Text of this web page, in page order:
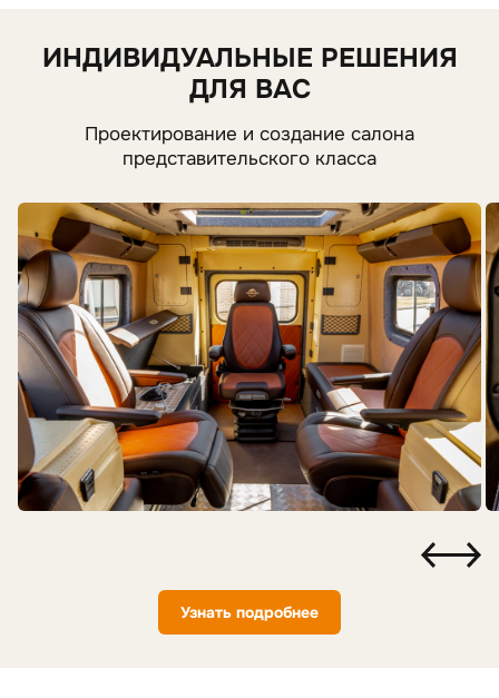
ИНДИВИДУАЛЬНЫЕ РЕШЕНИЯ
ДЛЯ ВАС
Проектирование и создание салона
представительского класса
Узнать подробнее